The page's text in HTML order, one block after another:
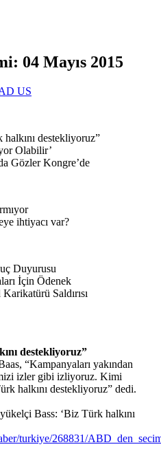
04 Mayıs 2015
US
destekliyoruz”
Olabilir’
Gözler Kongre’de
ihtiyacı var?
Duyurusu
İçin Ödenek
Saldırısı
destekliyoruz”
“Kampanyaları yakından
izler gibi izliyoruz. Kimi
halkını destekliyoruz” dedi.
Bass: ‘Biz Türk halkını
turkiye/268831/